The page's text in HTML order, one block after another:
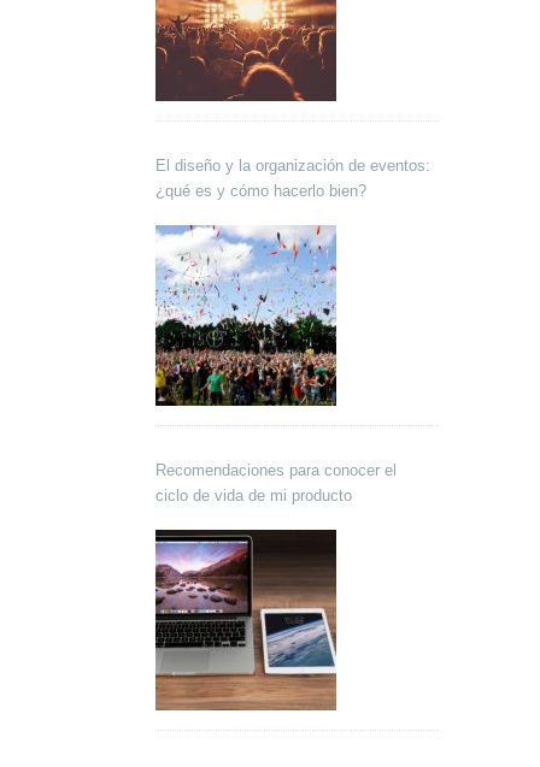
El diseño y la organización de eventos:
¿qué es y cómo hacerlo bien?
Recomendaciones para conocer el
ciclo de vida de mi producto